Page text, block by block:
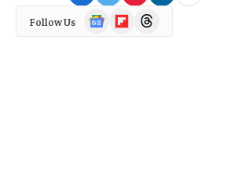
Follow Us
Google
News
FlipboardThreads